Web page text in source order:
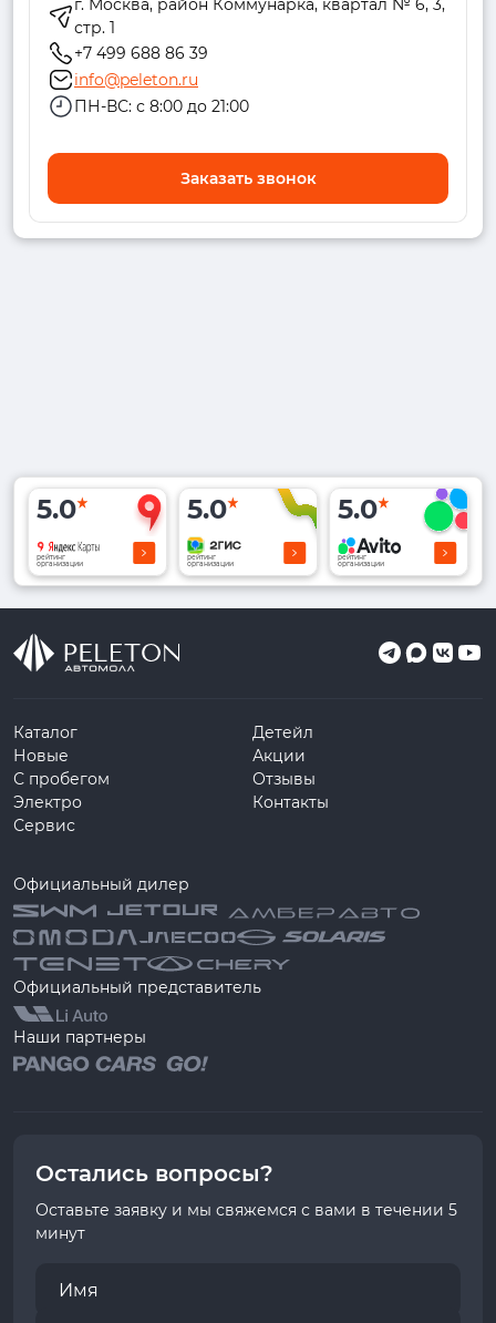
г. Москва, район Коммунарка, квартал № 6, 3,
стр. 1
+7 499 688 86 39
info@peleton.ru
ПН-ВС: с 8:00 до 21:00
Заказать звонок
5.0
рейтинг
организации
5.0
рейтинг
организации
5.0
рейтинг
организации
Каталог
Новые
С пробегом
Электро
Сервис
Детейл
Акции
Отзывы
Контакты
Официальный дилер
Официальный представитель
Наши партнеры
Остались вопросы?
Оставьте заявку и мы свяжемся с вами в течении 5
минут